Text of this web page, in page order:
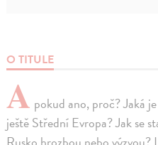
O TITULE
A pokud ano, proč? Jaká
ještě Střední Evropa? Jak se